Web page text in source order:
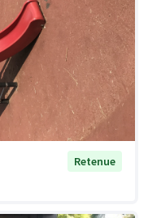
Retenue